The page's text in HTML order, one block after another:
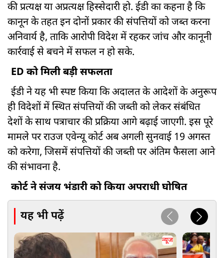
की प्रत्यक्ष या अप्रत्यक्ष हिस्सेदारी हो. ईडी का कहना है कि
कानून के तहत इन दोनों प्रकार की संपत्तियों को जब्त करना
अनिवार्य है, ताकि आरोपी विदेश में रहकर जांच और कानूनी
कार्रवाई से बचने में सफल न हो सके.
ED को मिली बड़ी सफलता
ईडी ने यह भी स्पष्ट किया कि अदालत के आदेशों के अनुरूप
ही विदेशों में स्थित संपत्तियों की जब्ती को लेकर संबंधित
देशों के साथ पत्राचार की प्रक्रिया आगे बढ़ाई जाएगी. इस पूरे
मामले पर राउज एवेन्यू कोर्ट अब अगली सुनवाई 19 अगस्त
को करेगा, जिसमें संपत्तियों की जब्ती पर अंतिम फैसला आने
की संभावना है.
कोर्ट ने संजय भंडारी को किया अपराधी घोषित
यह भी पढ़ें
न्यूज